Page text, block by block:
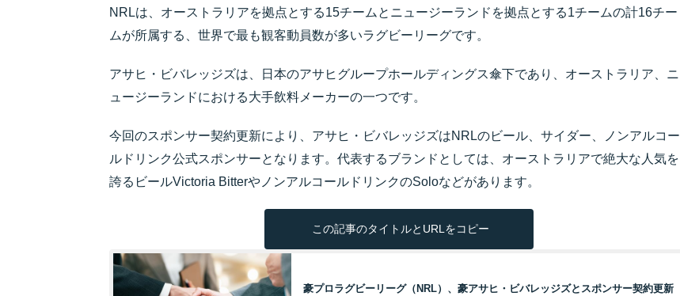
NRLは、オーストラリアを拠点とする15チームとニュージーランドを拠点とする1チームの計16チー
ムが所属する、世界で最も観客動員数が多いラグビーリーグです。
アサヒ・ビバレッジズは、日本のアサヒグループホールディングス傘下であり、オーストラリア、ニ
ュージーランドにおける大手飲料メーカーの一つです。
今回のスポンサー契約更新により、アサヒ・ビバレッジズはNRLのビール、サイダー、ノンアルコー
ルドリンク公式スポンサーとなります。代表するブランドとしては、オーストラリアで絶大な人気を
誇るビールVictoria BitterやノンアルコールドリンクのSoloなどがあります。
この記事のタイトルとURLをコピー
豪プロラグビーリーグ（NRL）、豪アサヒ・ビバレッジズとスポンサー契約更新